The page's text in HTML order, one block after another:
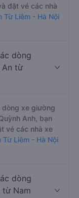
đặt vé các nhà
Từ Liêm - Hà Nội
dòng
An từ
dòng xe giường
Anh, bạn
vé các nhà xe
Từ Liêm - Hà Nội
dòng
từ Nam